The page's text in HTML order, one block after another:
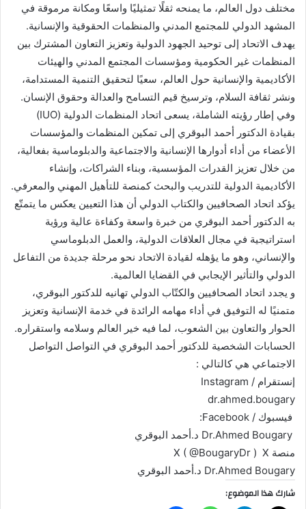
مختلف دول العالم، ما يمنحه ثقلًا تمثيليًا واسعًا ومكانة مرموقة في
المشهد الدولي للمجتمع المدني والمنظمات الحقوقية والإنسانية.
يهدف الاتحاد إلى توحيد الجهود الدولية وتعزيز التعاون المشترك بين
المنظمات غير الحكومية ومؤسسات المجتمع المدني والهيئات
الأكاديمية والإنسانية حول العالم، سعيًا لتحقيق التنمية المستدامة،
ونشر ثقافة السلام، وترسيخ قيم التسامح والعدالة وحقوق الإنسان.
وفي إطار رؤيته الشاملة، يسعى اتحاد المنظمات الدولية (IUO)
بقيادة الدكتور أحمد البوقري إلى تمكين المنظمات والمؤسسات
الأعضاء من أداء أدوارها الإنسانية والاجتماعية والدبلوماسية بفعالية،
من خلال تعزيز القدرات المؤسسية، وبناء الشراكات، وإنشاء
الأكاديمية الدولية للتدريب والبحث كمنصة للتأهيل المهني والمعرفي.
يؤكد اتحاد الصحافيين والكتاب الدولي أن هذا التعيين يعكس ما يتمتّع
به الدكتور أحمد البوقري من خبرة واسعة وكفاءة عالية ورؤية
استراتيجية في مجال العلاقات الدولية، والعمل الدبلوماسي
والإنساني، وهو ما يؤهله لقيادة الاتحاد نحو مرحلة جديدة من التفاعل
الدولي والتأثير الإيجابي في القضايا العالمية.
و يجدد اتحاد الصحافيين والكتّاب الدولي تهانيه للدكتور البوقري،
متمنيًا له التوفيق في أداء مهامه الرائدة في خدمة الإنسانية وتعزيز
الحوار والتعاون بين الشعوب، لما فيه خير العالم وسلامه واستقراره.
‏الحسابات الشخصية للدكتور أحمد البوقري في التواصل التواصل
الاجتماعي هي كالتالي :
إنستقرام / Instagram
‏ فيسبوك / Facebook:
منصة X ‏ X ( @BougaryDr )
شارك هذا الموضوع: